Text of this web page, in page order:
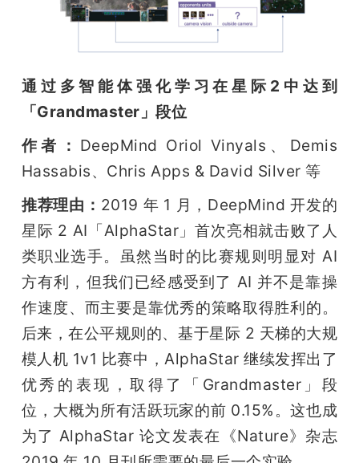
通过多智能体强化学习在星际2中达到
「Grandmaster」段位
作者： DeepMind Oriol Vinyals、Demis
Hassabis、Chris Apps & David Silver 等
推荐理由： 2019 年 1 月，DeepMind 开发的
星际 2 AI「AlphaStar」首次亮相就击败了人
类职业选手。虽然当时的比赛规则明显对 AI
方有利，但我们已经感受到了 AI 并不是靠操
作速度、而主要是靠优秀的策略取得胜利的。
后来，在公平规则的、基于星际 2 天梯的大规
模人机 1v1 比赛中，AlphaStar 继续发挥出了
优秀的表现，取得了「Grandmaster」段
位，大概为所有活跃玩家的前 0.15%。这也成
为了 AlphaStar 论文发表在《Nature》杂志